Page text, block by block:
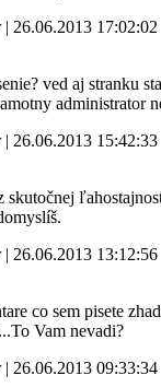
26.06.2013 17:02:02
ved aj stranku
administrator
26.06.2013 15:42:33
skutočnej
26.06.2013 13:12:56
co sem pisete
Vam nevadi?
26.06.2013 09:33:34